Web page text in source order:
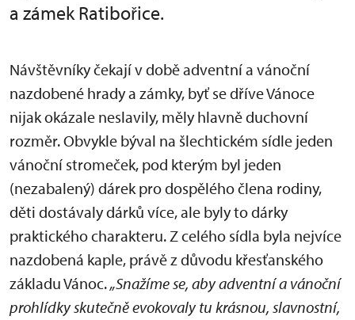
a zámek Ratibořice.
Návštěvníky čekají v době adventní a vánoční
nazdobené hrady a zámky, byť se dříve Vánoce
nijak okázale neslavily, měly hlavně duchovní
rozměr. Obvykle býval na šlechtickém sídle jeden
vánoční stromeček, pod kterým byl jeden
(nezabalený) dárek pro dospělého člena rodiny,
děti dostávaly dárků více, ale byly to dárky
praktického charakteru. Z celého sídla byla nejvíce
nazdobená kaple, právě z důvodu křesťanského
základu Vánoc.„Snažíme se, aby adventní a vánoční
prohlídky skutečně evokovaly tu krásnou, slavnostní,